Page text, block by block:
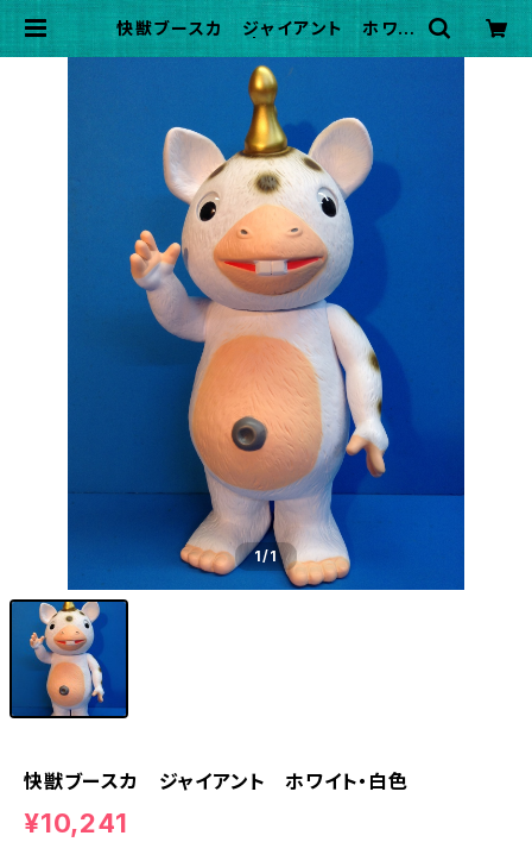
快獣ブースカ ジャイアント ホワイ
ト・白色 | inukuma
1/1
快獣ブースカ ジャイアント ホワイト・白色
¥10,241